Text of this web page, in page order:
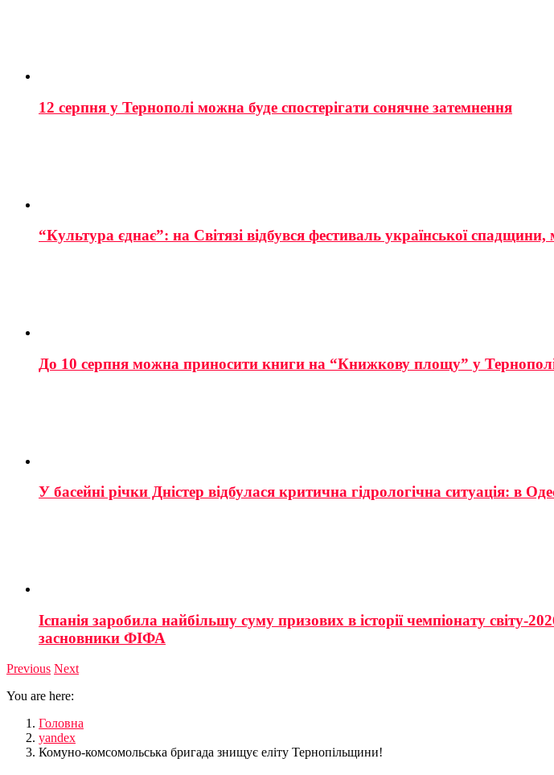
12 серпня у Тернополі можна буде спостерігати сонячне затемнення
“Культура єднає”: на Світязі відбувся фестиваль української спадщини,
До 10 серпня можна приносити книги на “Книжкову площу” у Тернополі
У басейні річки Дністер відбулася критична гідрологічна ситуація: в
Іспанія заробила найбільшу суму призових в історії чемпіонату
засновники ФІФА
Previous Next
You are here:
Головна
yandex
Комуно-комсомольська бригада знищує еліту Тернопільщини!